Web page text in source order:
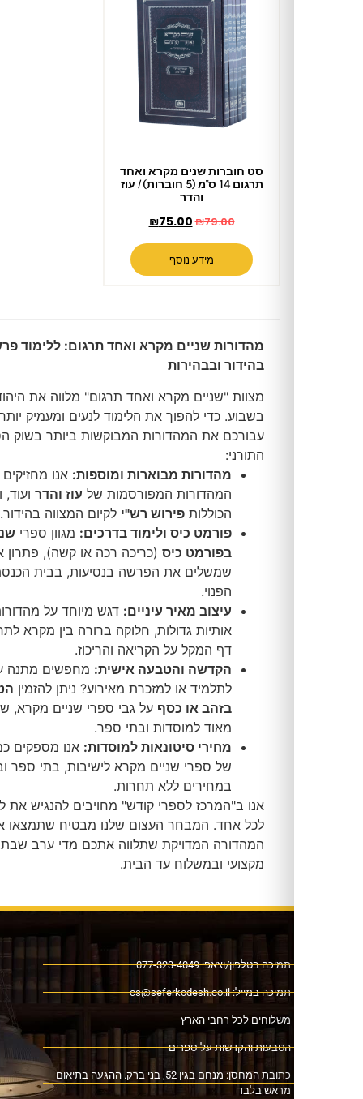
סט חוברות שנים מקרא ואחד
תרגום 14 ס"מ (5 חוברות) / עוז
₪
מידע נוסף
מהדורות שניים מקרא ואחד תרגום: ללימוד פרשת השבוע
בהידור ובבהירות
מצוות "שניים מקרא ואחד תרגום" מלווה את היהודי מדי שבוע
בשבוע. כדי להפוך את הלימוד לנעים ומעמיק יותר, ריכזנו
עבורכם את המהדורות המבוקשות ביותר בשוק הספרים
מהדורות מבוארות ומוספות:אנו מחזיקים את
המהדורות המפורסמות שלעוז והדרועוד, וכן מהדורות
פירוש רש"ילקיום המצווה בהידור.
פורמט כיס ולימוד בדרכים:מגוון ספרישניים מקרא
(כריכה רכה או קשה), פתרון אידיאלי למי
שמשלים את הפרשה בנסיעות, בבית הכנסת או בזמן
עיצוב מאיר עיניים:דגש מיוחד על מהדורות עם
אותיות גדולות, חלוקה ברורה בין מקרא לתרגום, וסידור
דף המקל על הקריאה והריכוז.
הקדשה והטבעה אישית:מחפשים מתנה ערכית
לתלמיד או למזכרת מאירוע? ניתן להזמיןהטבעת שם
על גבי ספרי שניים מקרא, שירות פופולרי
מאוד למוסדות ובתי ספר.
מחירי סיטונאות למוסדות:אנו מספקים כמויות גדולות
של ספרי שניים מקרא לישיבות, בתי ספר ובתי כנסת
במחירים ללא תחרות.
אנו ב"המרכז לספרי קודש" מחויבים להנגיש את לימוד התורה
לכל אחד. המבחר העצום שלנו מבטיח שתמצאו את
המהדורה המדויקת שתלווה אתכם מדי ערב שבת, בשירות
מקצועי ובמשלוח עד הבית.
בטלפון/וצאפ: 077-323-4049
cs@seferkodesh.co.il
לכל רחבי הארץ
והקדשות על ספרים
כתובת המחסן: מנחם בגין 52, בני ברק. ההגעה בתיאום